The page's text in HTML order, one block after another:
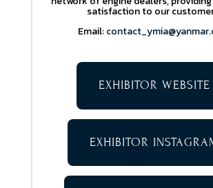
satisfaction to our
Email:
EXHIBITOR WEBSITE
EXHIBITOR